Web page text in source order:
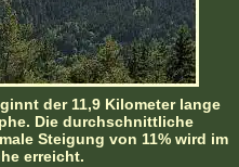
der 11,9 Kilometer lange
Die durchschnittliche
Steigung von 11% wird im
erreicht.